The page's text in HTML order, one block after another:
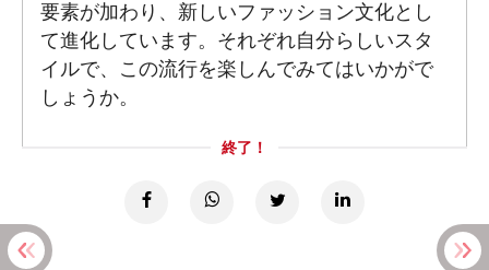
要素が加わり、新しいファッション文化とし
て進化しています。それぞれ自分らしいスタ
イルで、この流行を楽しんでみてはいかがで
しょうか。
終了！